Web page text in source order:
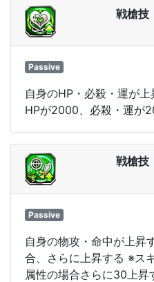
戦槍技
Passive
自身のHP・必殺・運が上
HPが2000、必殺・運が
戦槍技
Passive
自身の物攻・命中が上昇
合、さらに上昇する ※ス
属性の場合さらに30上昇